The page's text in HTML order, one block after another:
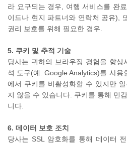
라 요구되는 경우, 여행 서비스를 완
이드나 현지 파트너와 연락처 공유),
권리 보호를 위해 필요한 경우.
5. 쿠키 및 추적 기술
당사는 귀하의 브라우징 경험을 향
석 도구(예: Google Analytics)를 사용
에서 쿠키를 비활성화할 수 있지만
지 않을 수 있습니다. 쿠키를 통해 민
니다.
6. 데이터 보호 조치
당사는 SSL 암호화를 통해 데이터